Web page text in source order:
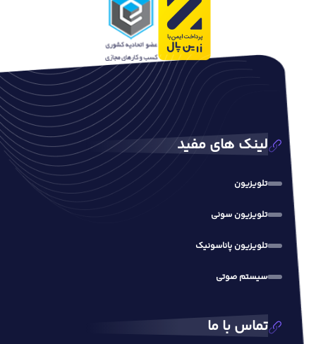
لینک های مفید
تلویزیون
تلویزیون سونی
تلویزیون پاناسونیک
سیستم صوتی
تماس با ما